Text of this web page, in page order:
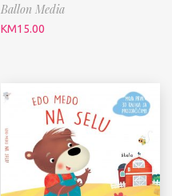
Ballon Media
KM15.00